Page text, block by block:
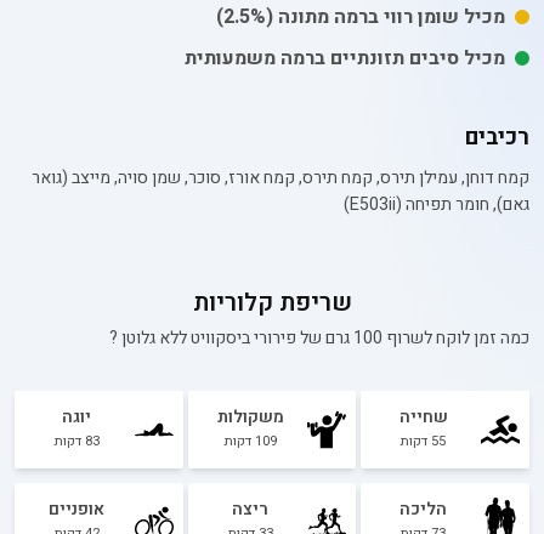
מכיל שומן רוויברמה מתונה (2.5%)
מכיל סיבים תזונתיים ברמה משמעותית
רכיבים
קמח דוחן, עמילן תירס, קמח תירס, קמח אורז, סוכר, שמן סויה, מייצב (גואר
גאם), חומר תפיחה (E503ii)
שריפת קלוריות
כמה זמן לוקח לשרוף 100 גרם של פירורי ביסקוויט ללא גלוטן?
שחייה
55 דקות
משקולות
109 דקות
יוגה
83 דקות
הליכה ריצה אופניים